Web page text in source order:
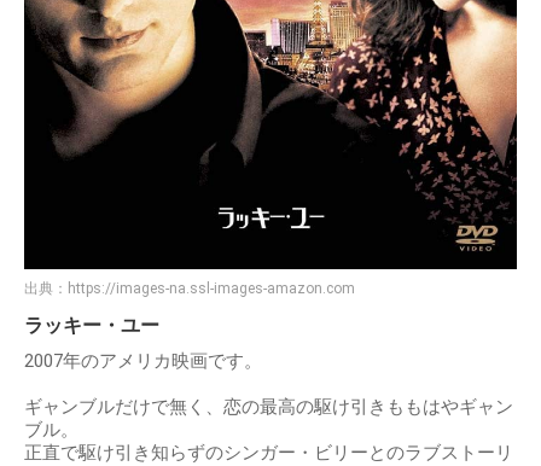
出典： https://images-na.ssl-images-amazon.com
ラッキー・ユー
2007年のアメリカ映画です。
ギャンブルだけで無く、恋の最高の駆け引きももはやギャン
ブル。
正直で駆け引き知らずのシンガー・ビリーとのラブストーリ